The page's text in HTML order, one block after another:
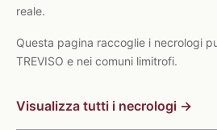
reale.
Questa pagina raccoglie i necrologi
TREVISO e nei comuni limitrofi.
Visualizza tutti i necrologi →